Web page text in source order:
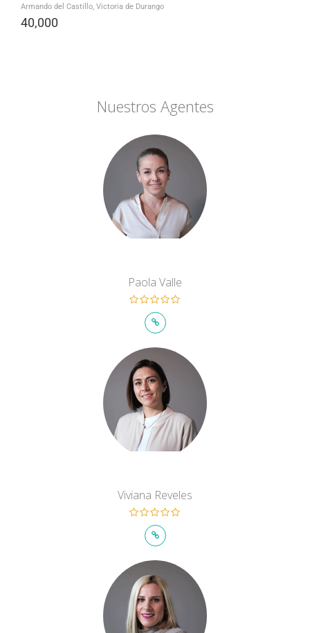
Armando del Castillo, Victoria de Durango
40,000
Nuestros Agentes
Paola Valle
Viviana Reveles